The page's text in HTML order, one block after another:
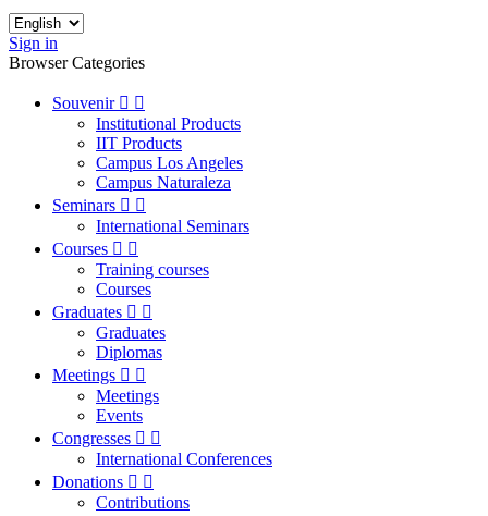
Sign in
Browser Categories
Souvenir  
Institutional Products
IIT Products
Campus Los Angeles
Campus Naturaleza
Seminars  
International Seminars
Courses  
Training courses
Courses
Graduates  
Graduates
Diplomas
Meetings  
Meetings
Events
Congresses  
International Conferences
Donations  
Contributions